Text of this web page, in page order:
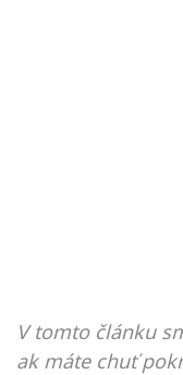
V tomto článku
ak máte chuť